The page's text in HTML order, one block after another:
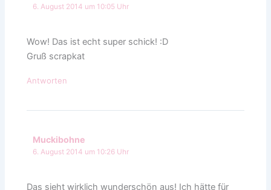
6. August 2014 um 10:05 Uhr
Wow! Das ist echt super schick! :D
Gruß scrapkat
Antworten
Muckibohne
6. August 2014 um 10:26 Uhr
Das sieht wirklich wunderschön aus! Ich hätte für